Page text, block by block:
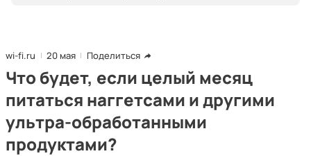
wi-fi.ru 20 мая Поделиться
Что будет, если целый месяц
питаться наггетсами и другими
ультра-обработанными
продуктами?